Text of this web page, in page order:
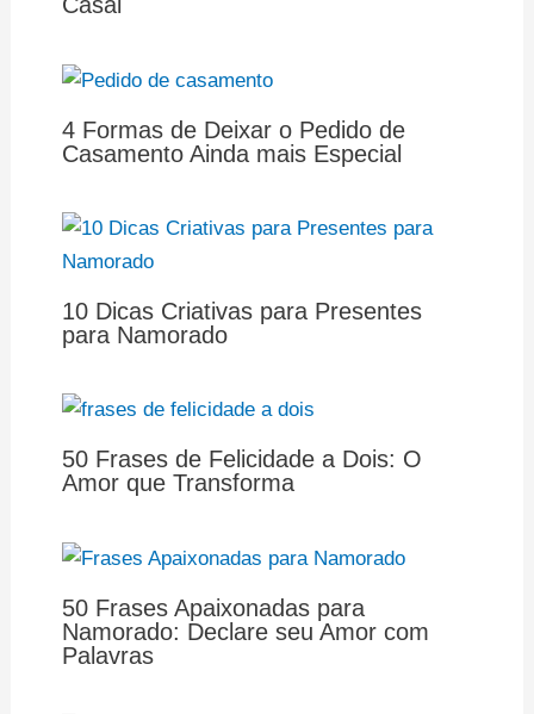
4 Formas de Deixar o Pedido de
Casamento Ainda mais Especial
10 Dicas Criativas para Presentes
para Namorado
50 Frases de Felicidade a Dois: O
Amor que Transforma
50 Frases Apaixonadas para
Namorado: Declare seu Amor com
Palavras